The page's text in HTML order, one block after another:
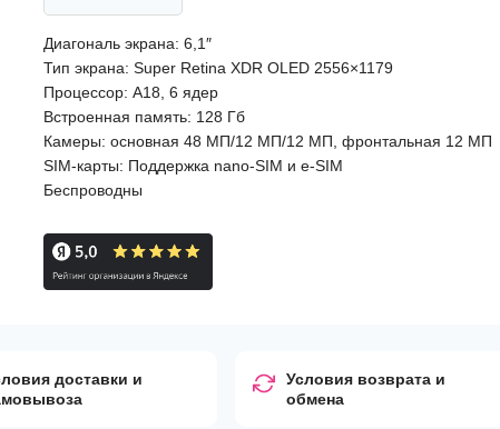
Диагональ экрана: 6,1″
Тип экрана: Super Retina XDR OLED 2556×1179
Процессор: A18, 6 ядер
Встроенная память: 128 Гб
Камеры: основная 48 МП/12 МП/12 МП, фронтальная 12 МП
SIM-карты: Поддержка nano-SIM и e-SIM
Беспроводны
доставки и
Условия возврата и
обмена